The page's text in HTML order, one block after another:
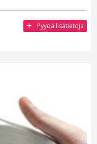
Pyydä lisätietoja